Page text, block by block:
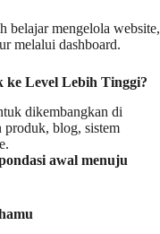
belajar mengelola website,
melalui dashboard.
ke Level Lebih Tinggi?
dikembangkan di
blog, sistem
awal menuju